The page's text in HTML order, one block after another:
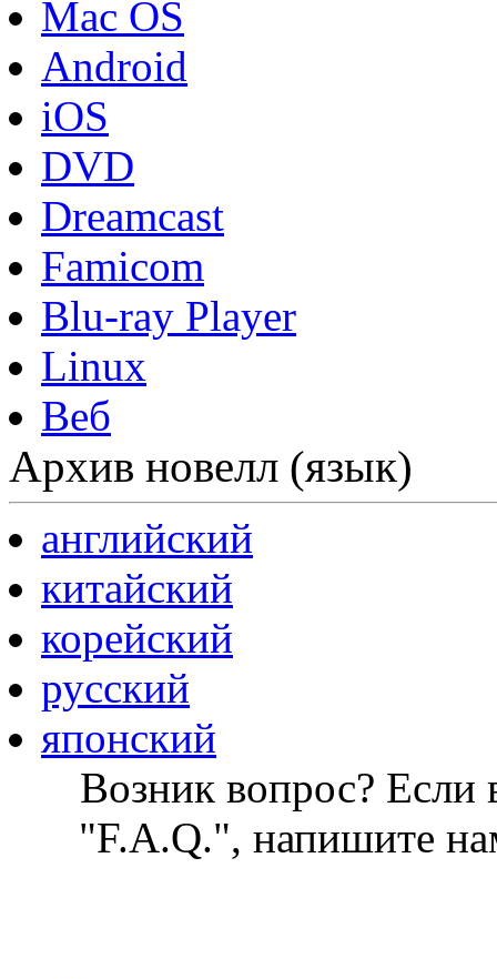
Mac OS
Android
iOS
DVD
Dreamcast
Famicom
Blu-ray Player
Linux
Веб
Архив новелл (язык)
английский
китайский
корейский
русский
японский
Возник вопрос? Если
"F.A.Q.", напишите